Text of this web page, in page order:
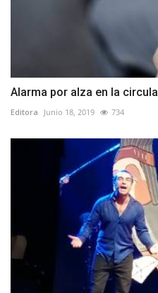
Alarma por alza en la
Editora Junio 18, 2019 734